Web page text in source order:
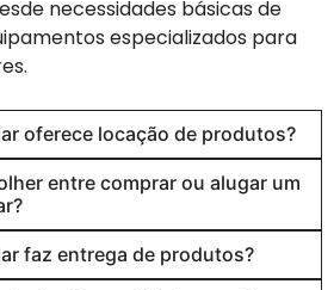
necessidades básicas de
especializados para
oferece locação de produtos?
entre comprar ou alugar um
faz entrega de produtos?